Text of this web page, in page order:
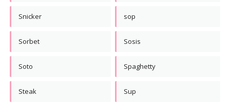
Snicker sop
Sorbet Sosis
Soto Spaghetty
Steak Sup